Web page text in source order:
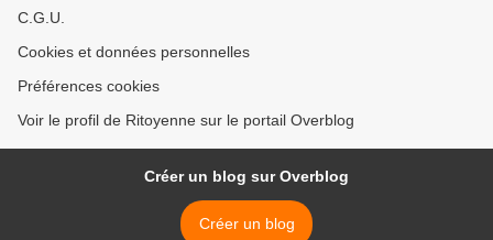
C.G.U.
Cookies et données personnelles
Préférences cookies
Voir le profil de Ritoyenne sur le portail Overblog
Créer un blog sur Overblog
Créer un blog